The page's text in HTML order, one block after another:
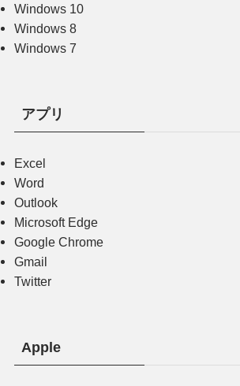
Windows 10
Windows 8
Windows 7
アプリ
Excel
Word
Outlook
Microsoft Edge
Google Chrome
Gmail
Twitter
Apple